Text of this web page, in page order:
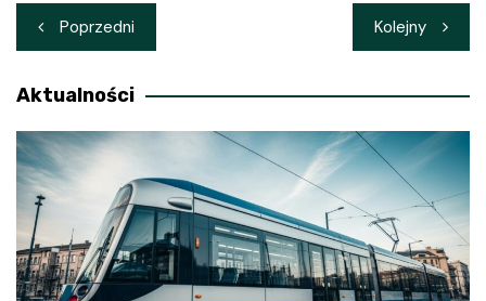
Nawigacja
wpisu
Poprzedni Kolejny
Aktualności